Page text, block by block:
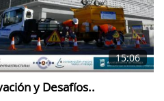
15:06
y Desafíos..